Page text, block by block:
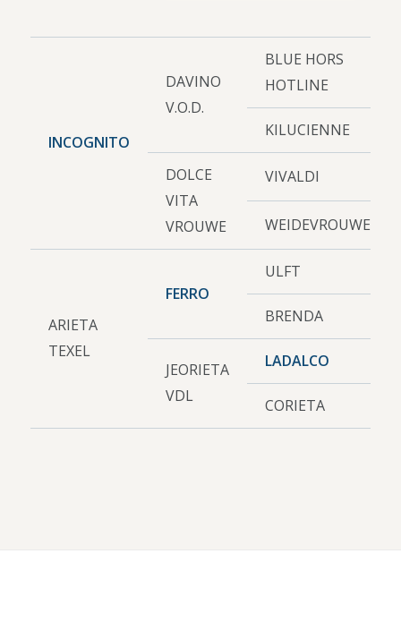
INCOGNITO
DAVINO
V.O.D.
BLUE HORS
HOTLINE
KILUCIENNE
DOLCE
VITA
VROUWE
VIVALDI
WEIDEVROUWE
ARIETA
TEXEL
FERRO
ULFT
BRENDA
JEORIETA
VDL
LADALCO
CORIETA